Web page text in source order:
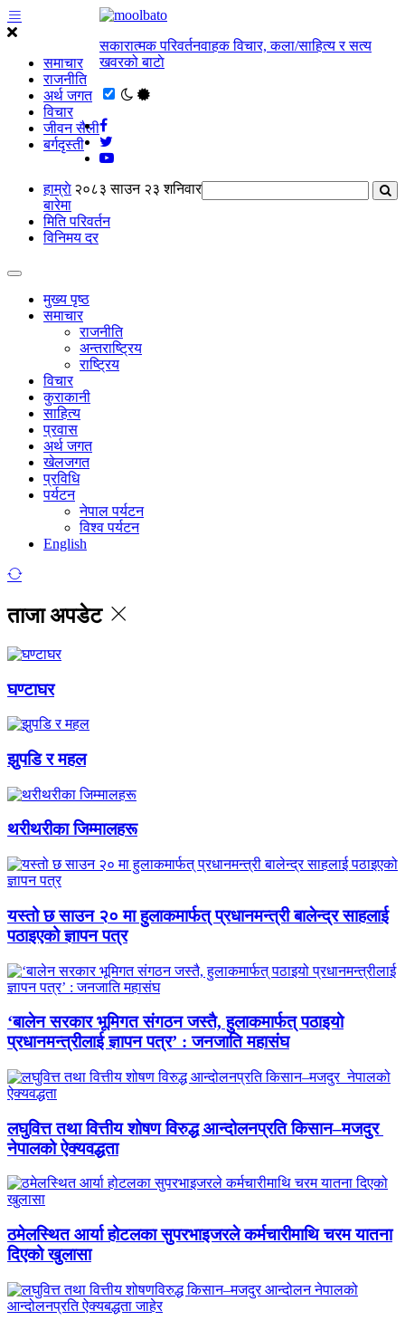
समाचार
राजनीति
अर्थ जगत
विचार
जीवन सैली
बर्गदृस्ती
सकारात्मक परिवर्तनवाहक विचार, कला/साहित्य र सत्य
खवरको बाटाे
२०८३ साउन २३ शनिवार
हाम्राे
बारेमा
मिति परिवर्तन
विनिमय दर
मुख्य पृष्ठ
समाचार
राजनीति
अन्तराष्ट्रिय
राष्ट्रिय
विचार
कुराकानी
साहित्य
प्रवास
अर्थ जगत
खेलजगत
प्रविधि
पर्यटन
नेपाल पर्यटन
विश्व पर्यटन
English
ताजा अपडेट
घण्टाघर
झुपडि र महल
थरीथरीका जिम्मालहरू
यस्तो छ साउन २० मा हुलाकमार्फत् प्रधानमन्त्री बालेन्द्र साहलाई
पठाइएको ज्ञापन पत्र
‘बालेन सरकार भूमिगत संगठन जस्तै, हुलाकमार्फत् पठाइयो
प्रधानमन्त्रीलाई ज्ञापन पत्र’ : जनजाति महासंघ
लघुवित्त तथा वित्तीय शोषण विरुद्ध आन्दोलनप्रति किसान–मजदुर
नेपालको ऐक्यवद्धता
ठमेलस्थित आर्या होटलका सुपरभाइजरले कर्मचारीमाथि चरम यातना
दिएको खुलासा